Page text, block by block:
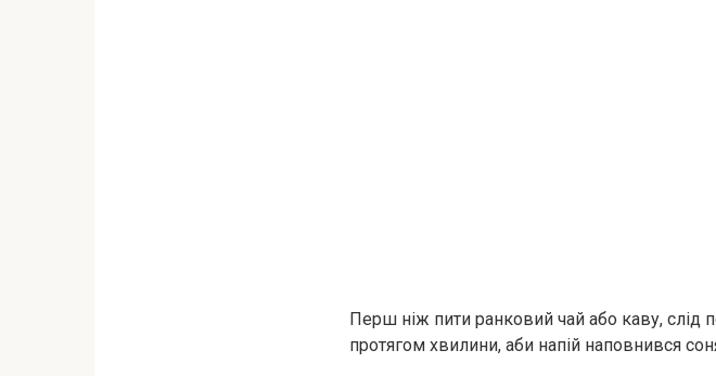
Перш ніж пити ранковий чай або каву, слід
протягом хвилини, аби напій наповнився